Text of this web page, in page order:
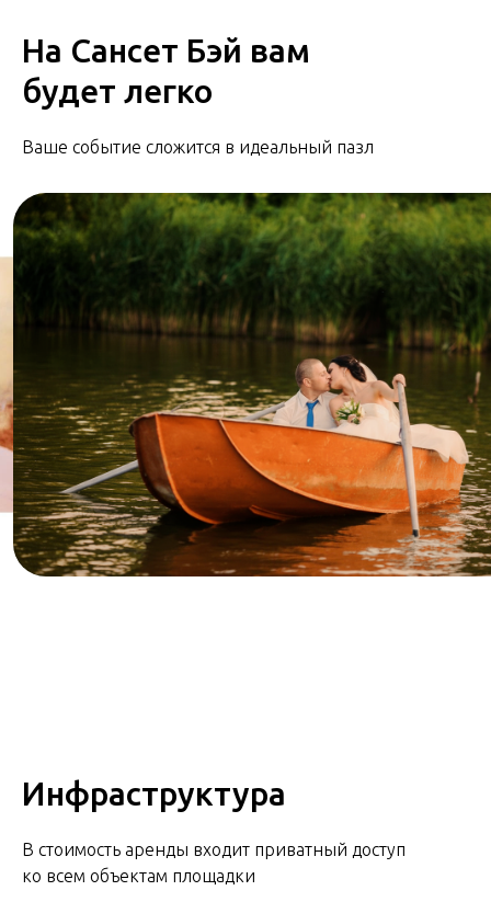
На Сансет Бэй вам
будет легко
Ваше событие сложится в идеальный пазл
Инфраструктура
В стоимость аренды входит приватный доступ
ко всем объектам площадки